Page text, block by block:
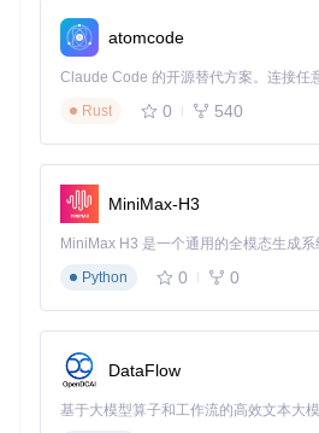
进阶指南：从基础操作到技术
核心技术原理
CircuitJS1采用GWT（Google Web
路拓扑矩阵，通过数值计算引擎实时
替代方案对比表
核心优势
LTSpic
真
Tinkerc
3D建模与电路
atomcode
Rust
0 540
MiniMax-H3
Python
0 0
DataFlow
基于大模型算子和工作流的高效文本大